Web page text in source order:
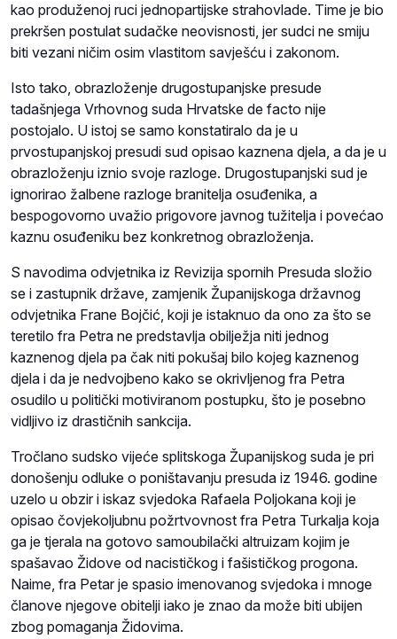
kao produženoj ruci jednopartijske strahovlade. Time je bio
prekršen postulat sudačke neovisnosti, jer sudci ne smiju
biti vezani ničim osim vlastitom savješću i zakonom.
Isto tako, obrazloženje drugostupanjske presude
tadašnjega Vrhovnog suda Hrvatske de facto nije
postojalo. U istoj se samo konstatiralo da je u
prvostupanjskoj presudi sud opisao kaznena djela, a da je u
obrazloženju iznio svoje razloge. Drugostupanjski sud je
ignorirao žalbene razloge branitelja osuđenika, a
bespogovorno uvažio prigovore javnog tužitelja i povećao
kaznu osuđeniku bez konkretnog obrazloženja.
S navodima odvjetnika iz Revizija spornih Presuda složio
se i zastupnik države, zamjenik Županijskoga državnog
odvjetnika Frane Bojčić, koji je istaknuo da ono za što se
teretilo fra Petra ne predstavlja obilježja niti jednog
kaznenog djela pa čak niti pokušaj bilo kojeg kaznenog
djela i da je nedvojbeno kako se okrivljenog fra Petra
osudilo u politički motiviranom postupku, što je posebno
vidljivo iz drastičnih sankcija.
Tročlano sudsko vijeće splitskoga Županijskog suda je pri
donošenju odluke o poništavanju presuda iz 1946. godine
uzelo u obzir i iskaz svjedoka Rafaela Poljokana koji je
opisao čovjekoljubnu požrtvovnost fra Petra Turkalja koja
ga je tjerala na gotovo samoubilački altruizam kojim je
spašavao Židove od nacističkog i fašističkog progona.
Naime, fra Petar je spasio imenovanog svjedoka i mnoge
članove njegove obitelji iako je znao da može biti ubijen
zbog pomaganja Židovima.